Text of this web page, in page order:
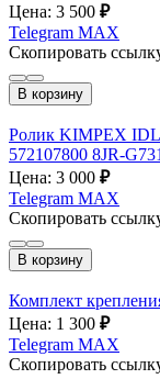
Цена: 3 500 ₽
Telegram MAX
Скопировать
В корзину
Ролик KIMPEX
572107800 8JR-
Цена: 3 000 ₽
Telegram MAX
Скопировать
В корзину
Комплект
Цена: 1 300 ₽
Telegram MAX
Скопировать